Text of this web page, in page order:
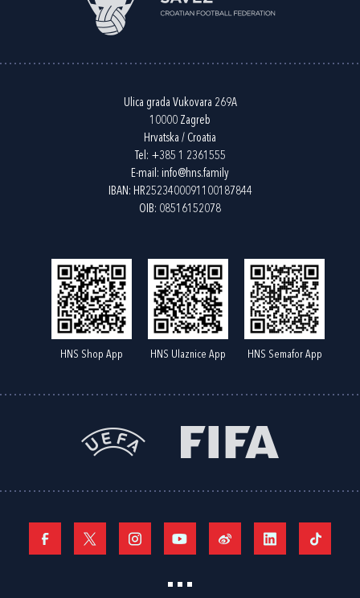
Ulica grada Vukovara 269A
10000 Zagreb
Hrvatska / Croatia
Tel: +385 1 2361555
E-mail: info@hns.family
IBAN: HR2523400091100187844
OIB: 08516152078
HNS Shop App HNS Ulaznice App HNS Semafor App